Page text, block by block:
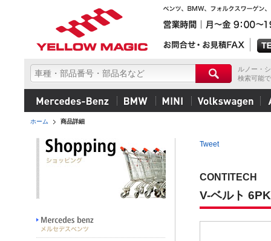
ルノー・
検索可能
ホーム 商品詳細
Tweet
CONTITECH
V-ベルト